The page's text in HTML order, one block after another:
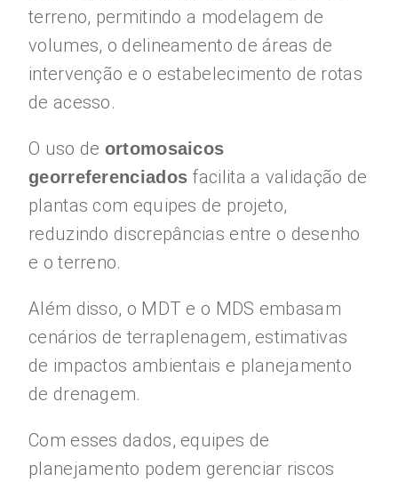
terreno, permitindo a modelagem de
volumes, o delineamento de áreas de
intervenção e o estabelecimento de rotas
de acesso.
O uso de ortomosaicos
georreferenciados facilita a validação de
plantas com equipes de projeto,
reduzindo discrepâncias entre o desenho
e o terreno.
Além disso, o MDT e o MDS embasam
cenários de terraplenagem, estimativas
de impactos ambientais e planejamento
de drenagem.
Com esses dados, equipes de
planejamento podem gerenciar riscos